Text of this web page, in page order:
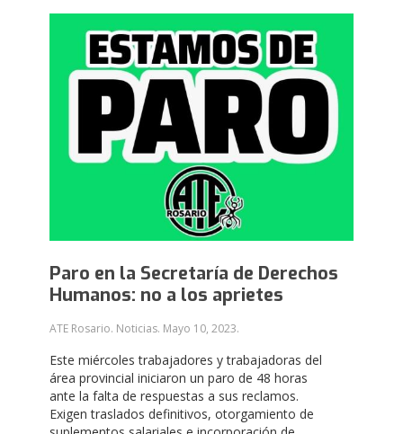
Paro en la Secretaría de Derechos
Humanos: no a los aprietes
ATE Rosario. Noticias. Mayo 10, 2023.
Este miércoles trabajadores y trabajadoras del
área provincial iniciaron un paro de 48 horas
ante la falta de respuestas a sus reclamos.
Exigen traslados definitivos, otorgamiento de